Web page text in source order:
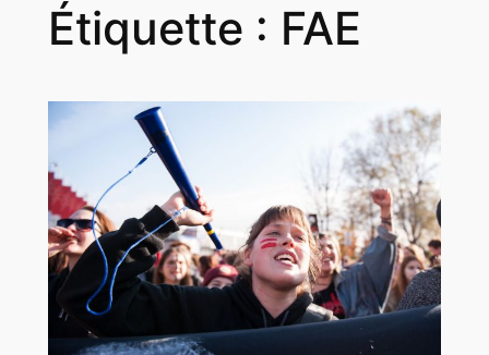
Étiquette : FAE